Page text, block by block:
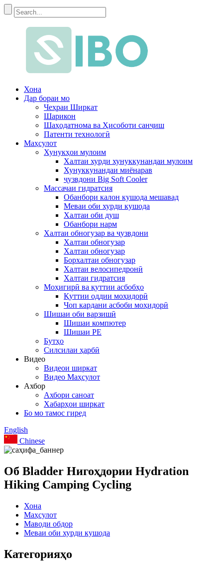
Хона
Дар бораи мо
Чеҳраи Ширкат
Шарикон
Шаҳодатнома ва Ҳисоботи санҷиш
Патенти технологӣ
Маҳсулот
Хунукҳои мулоим
Халтаи хурди хунуккунандаи мулоим
Хунуккунандаи миёнарав
ҷузвдони Big Soft Cooler
Массачаи гидратсия
Обанбори калон кушода мешавад
Меваи оби хурди кушода
Халтаи оби душ
Обанбори нарм
Халтаи обногузар ва ҷузвдони
Халтаи обногузар
Халтаи обногузар
Борхалтаи обногузар
Халтаи велосипедронӣ
Халтаи гидратсия
Моҳигирӣ ва қуттии асбобҳо
Қуттии оддии моҳидорӣ
Чоп кардани асбоби моҳидорӣ
Шишаи оби варзишӣ
Шишаи компютер
Шишаи PE
Бутҳо
Силсилаи ҳарбӣ
Видео
Видеои ширкат
Видео Маҳсулот
Ахбор
Ахбори саноат
Хабарҳои ширкат
Бо мо тамос гиред
English
Chinese
Об Bladder Нигоҳдории Hydration
Hiking Camping Cycling
Хона
Маҳсулот
Маводи обдор
Меваи оби хурди кушода
Категорияҳо